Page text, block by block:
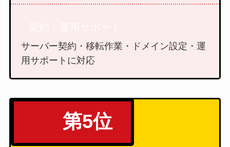
サーバー契約・移転作業・ドメイン設定・運
用サポートに対応
第5位